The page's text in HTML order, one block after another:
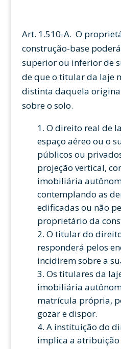
Art. 1.510-A. O
construção-base
superior ou inferior de
de que o titular da laje
distinta daquela
sobre o solo.
O direito real de
espaço aéreo ou o
públicos ou
projeção vertical,
imobiliária
contemplando as
edificadas ou não
proprietário da
O titular do
responderá pelos
incidirem sobre a
Os titulares da
imobiliária
matrícula própria,
gozar e
A instituição do
implica a